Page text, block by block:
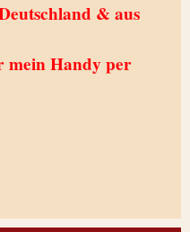
& aus
Handy per